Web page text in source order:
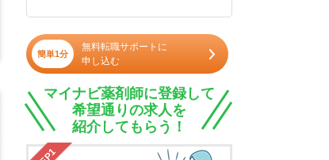
簡単1分
無料転職サポートに
申し込む
マイナビ薬剤師に登録して
希望通りの求人を
紹介してもらう！